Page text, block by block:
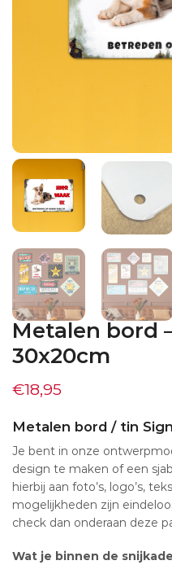
Metalen bord
30x20cm
€18,95
Metalen bord / tin Sign
Je bent in onze
design te maken of een
hierbij aan foto’s, logo’s,
mogelijkheden zijn
check dan onderaan deze
Wat je binnen de